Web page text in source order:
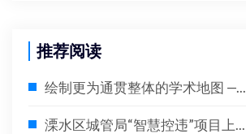
推荐阅读
绘制更为通贯整体的学术地图 —...
溧水区城管局“智慧控违”项目上...